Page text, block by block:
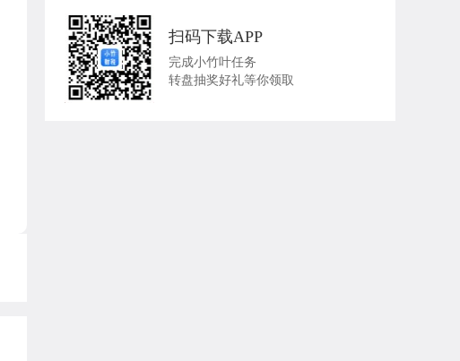
扫码下载APP
完成小竹叶任务
转盘抽奖好礼等你领取